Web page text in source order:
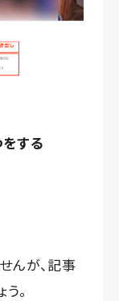
する
んが、記事
。